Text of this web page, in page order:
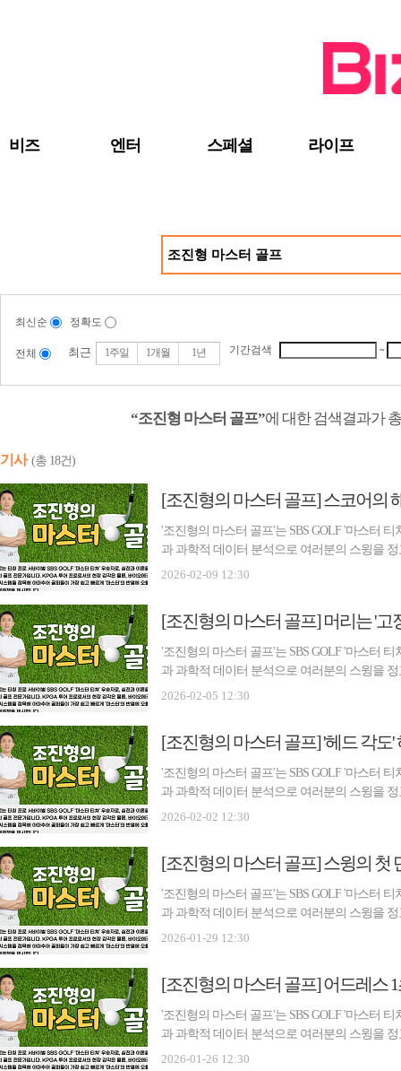
비즈 엔터 스페셜 라이프
최신순 정확도
전체 최근 1주일 1개월 1년 기간검색 ~
“조진형 마스터 골프”에 대한 검색결과가
기사 (총 18건)
'조진형의 마스터 골프'는 SBS GOLF '마스터
과 과학적 데이터 분석으로 여러분의 스윙을
기본, 진심을 담은 조진형 프로의 특별한 레슨
2026-02-09 12:30
'조진형의 마스터 골프'는 SBS GOLF '마스터
과 과학적 데이터 분석으로 여러분의 스윙을
기본, 진심을 담은 조진형 프로의 특별한 레슨
2026-02-05 12:30
[조진형의 마스터 골프] '헤드 각도
'조진형의 마스터 골프'는 SBS GOLF '마스터
과 과학적 데이터 분석으로 여러분의 스윙을
기본, 진심을 담은 조진형 프로의 특별한 레슨
2026-02-02 12:30
[조진형의 마스터 골프] 스윙의 첫
'조진형의 마스터 골프'는 SBS GOLF '마스터
과 과학적 데이터 분석으로 여러분의 스윙을
기본, 진심을 담은 조진형 프로의 특별한 레슨
2026-01-29 12:30
[조진형의 마스터 골프] 어드레스
'조진형의 마스터 골프'는 SBS GOLF '마스터
과 과학적 데이터 분석으로 여러분의 스윙을
기본, 진심을 담은 조진형 프로의 특별한 레슨
2026-01-26 12:30